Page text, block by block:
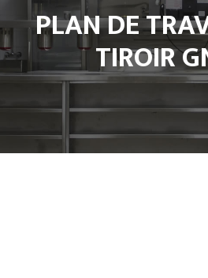
PLAN DE
TIROIR